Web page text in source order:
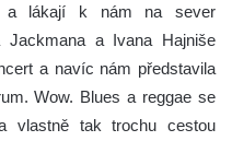
a lákají k nám na sever
Jackmana a Ivana Hajniše
a navíc nám představila
Wow. Blues a reggae se
vlastně tak trochu cestou